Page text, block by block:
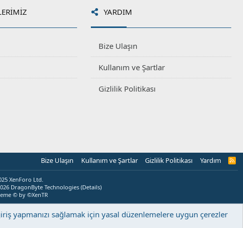
YARDIM
Bize Ulaşın
Kullanım ve Şartlar
Gizlilik Politikası
Bize Ulaşın Kullanım ve Şartlar Gizlilik Politikası Yardım
R
XenForo Ltd.
DragonByte Technologies (Details)
© by ©XenTR
yapmanızı sağlamak için yasal düzenlemelere uygun çerezler